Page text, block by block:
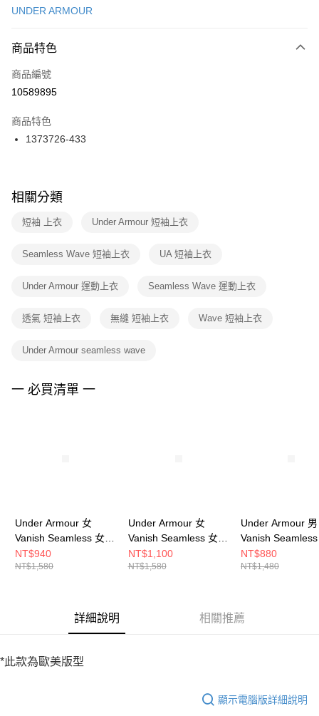
便利好安心！
３．安心：先確認商品／服務後，再付款。
【「AFTEE先享後付」結帳流程】
１．於結帳方式選擇「AFTEE先享後付」後，將跳轉至「AFTEE先享後付」
２．訂單成立數日內，您將收到繳費通知簡訊。
３．收到繳費通知簡訊後14天內，點擊此簡訊中的連結，可透過四大超商／
ATM／網路銀行／等多元方式進行付款，方視為交易完成。
※ 交易是否成功請以「AFTEE先享後付 」之結帳頁面顯示為準，若有關於
是否繳費成功／繳費後需取消欲退款等相關疑問，請聯繫「AFTEE先享後付
客戶支援中心」
https://netprotections.freshdesk.com/support/home
１．透過由恩沛科技股份有限公司提供之「AFTEE先享後付」服務完成之交
權轉讓予恩沛科技股份有限公司。
３．未成年的使用者請事先徵得法定代理人或監護人之同意方可使用
任。
請求用戶進行身份認證。
５．嚴禁一人註冊多個帳號或使用他人資訊註冊。若發現惡意使用之情形，
運送方式
每筆NT$100，滿NT$1,500(含以上)免運費
宅配
每筆NT$100，滿NT$1,500(含以上)免運費
付款後門市自取
每筆NT$100，滿NT$1,500(含以上)免運費
UNDER ARMOUR
商品特色
商品編號
10589895
商品特色
1373726-433
相關分類
短袖 上衣 Under Armour 短袖上衣
Seamless Wave 短袖上衣 UA 短袖上衣
Under Armour 運動上衣 Seamless Wave 運動上衣
透氣 短袖上衣 無縫 短袖上衣 Wave 短袖上衣
Under Armour seamless wave
一 必買清單 一
Under Armour 女
Vanish Seamless 女
短袖上衣 1384406-
466
NT$940
NT$1,580
Under Armour 女
Vanish Seamless 女
短袖上衣 1384406-
001
NT$1,100
NT$1,580
Under Armour 男
Vanish
短袖上衣
348
NT$880
NT$1,480
詳細說明 相關推薦
*此款為歐美版型
顯示電腦版詳細說明